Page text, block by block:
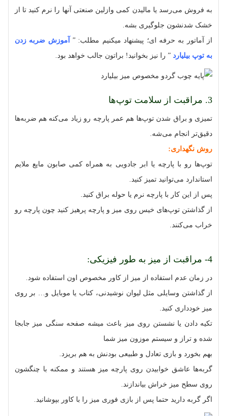
به فروش می‌رسد یا مالیدن کمی وازلین صنعتی آنها را نرم کنید تا از
خشک شدنشون جلوگیری بشه.
از آماتور به حرفه ای؛ پیشنهاد میکنیم مطلب: ”
آموزش ضربه زدن
به توپ بیلیارد” را نیز بخوانید! براتون جالب خواهد بود.
3. مراقبت از سلامت توپ‌ها
تمیزی و براق شدن توپ‌ها هم عمر پارچه رو زیاد می‌کنه هم ضربه‌ها
دقیق‌تر انجام می‌شه.
روش نگهداری:
توپ‌ها رو با پارچه یا ابر جادویی به همراه کمی صابون مایع ملایم
استاندارد می‌توانید تمیز کنید.
پس از این کار با پارچه نرم یا حوله براق کنید.
از گذاشتن توپ‌های خیس روی میز و پارچه پرهیز کنید چون پارچه رو
خراب می‌کنند.
4- مراقبت از میز به طور فیزیکی:
در زمان عدم استفاده از میز از کاور مخصوص اون استفاده شود.
از گذاشتن وسایلی مثل لیوان نوشیدنی، کتاب یا موبایل و… بر روی
میز خودداری کنید.
تکیه دادن یا نشستن روی میز باعث میشه صفحه سنگی میز جابجا
شده و تراز و سیستم موزون میز شما
بهم بخورد و بازی تعادل و طبیعی بودنش به هم بریزد.
گربه‌ها عاشق خوابیدن روی پارچه میز هستند و ممکنه با چنگشون
روی سطح میز خراش بیاندازند.
اگر گربه دارید حتما پس از بازی فوری میز را با کاور بپوشانید.